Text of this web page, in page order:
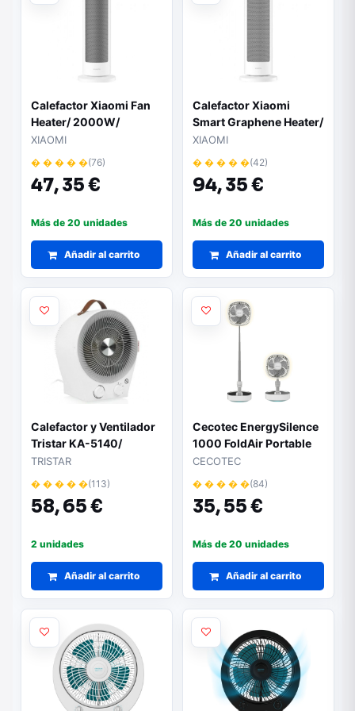
Calefactor Xiaomi Fan
Heater/ 2000W/
Control por APP
XIAOMI
� � � � �(76)
47,35 €
Más de 20 unidades
Añadir al carrito
Calefactor Xiaomi
Smart Graphene Heater/
2000W/ Temperatura
Regulable/ Control por
APP
XIAOMI
� � � � �(42)
94,35 €
Más de 20 unidades
Añadir al carrito
Calefactor y Ventilador
Tristar KA-5140/
2000W/ Termostato
TRISTAR
� � � � �(113)
58,65 €
2 unidades
Añadir al carrito
Cecotec EnergySilence
1000 FoldAir Portable
Ventilador de Pie
Portatil - 8000mAh -
Plegable y Telescopico -
Diametro de 10" - Tactil
- 3 Velocidades - 3
Tonos LED - Color Blanc
CECOTEC
� � � � �(84)
35,55 €
Más de 20 unidades
Añadir al carrito